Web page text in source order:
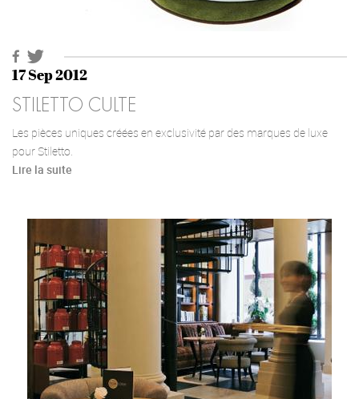
17 Sep 2012
STILETTO CULTE
Les pièces uniques créées en exclusivité par des marques de luxe
pour Stiletto.
Lire la suite